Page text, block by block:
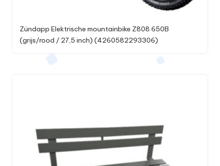
Zündapp Elektrische mountainbike Z808 650B
(grijs/rood / 27,5 inch) (4260582293306)